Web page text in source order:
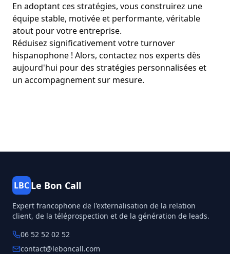
En adoptant ces stratégies, vous construirez une
équipe stable, motivée et performante, véritable
atout pour votre entreprise.
Réduisez significativement votre turnover
hispanophone ! Alors, contactez nos experts dès
aujourd'hui pour des stratégies personnalisées et
un accompagnement sur mesure.
LBCLe Bon Call
Expert francophone de l'externalisation de la relation
client, de la téléprospection et de la génération de leads.
06 52 52 02 52
contact@leboncall.com